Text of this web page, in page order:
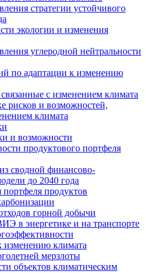
стратегии устойчивого
экологии и изменения
углеродной нейтральности
по адаптации к изменению
с изменением климата
рисков и возможностей,
климата
и возможности
продуктового портфеля
сводной финансово-
до 2040 года
продуктов
горной добычи
в энергетике и на транспорте
изменению климата
мерзлоты
объектов климатическим